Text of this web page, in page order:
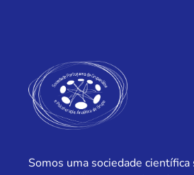
Somos uma sociedade